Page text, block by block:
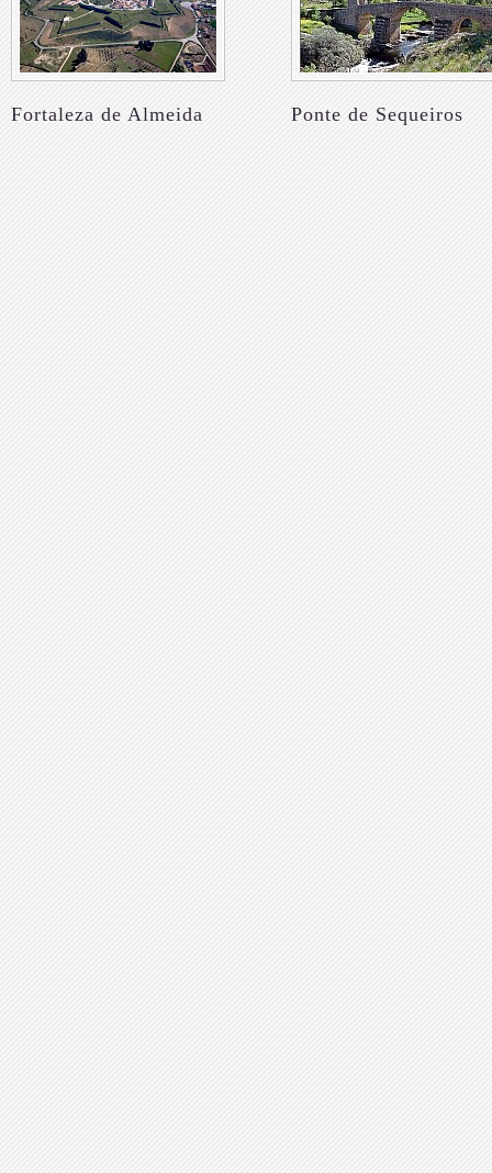
Fortaleza de Almeida Ponte de Sequeiros